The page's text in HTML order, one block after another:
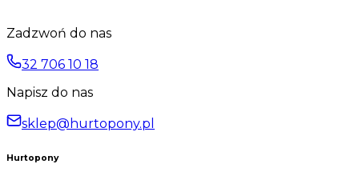
Zadzwoń do nas
32 706 10 18
Napisz do nas
sklep@hurtopony.pl
Hurtopony